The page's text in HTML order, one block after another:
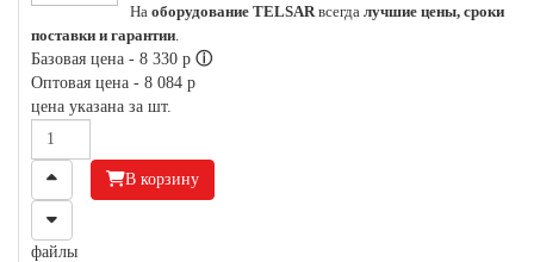
На оборудование TELSAR всегда лучшие цены, сроки
поставки и гарантии
Базовая цена - 8 330 p ⓘ
Оптовая цена - 8 084 p
цена указана за шт.
В корзину
файлы